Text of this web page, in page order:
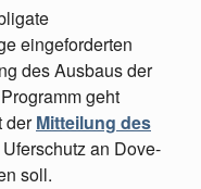
eingeforderten
des Ausbaus der
geht
derMitteilung des
an Dove-
soll.